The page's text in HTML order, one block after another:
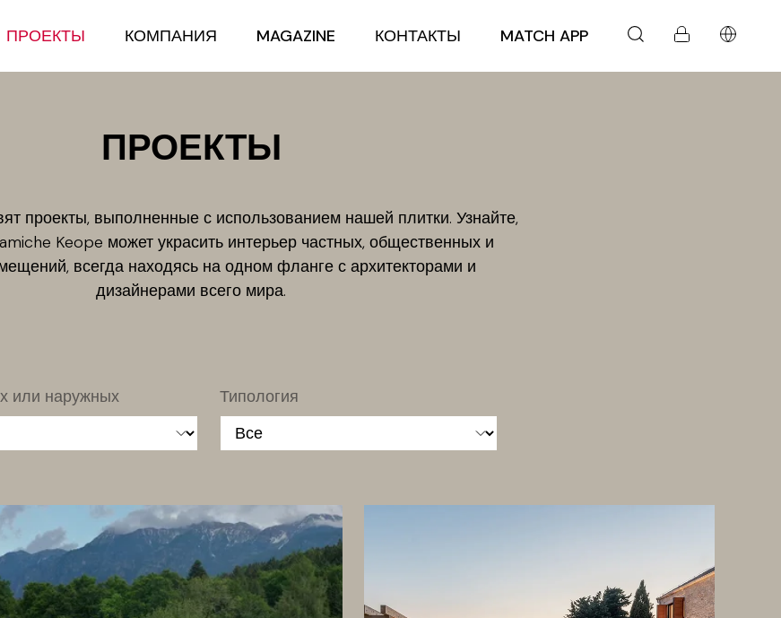
ПРОЕКТЫ КОМПАНИЯ MAGAZINE КОНТАКТЫ MATCH APP
ПРОЕКТЫ
проекты, выполненные с использованием нашей плитки. Узнайте,
Keope может украсить интерьер частных, общественных и
всегда находясь на одном фланге с архитекторами и
дизайнерами всего мира.
или наружных Типология